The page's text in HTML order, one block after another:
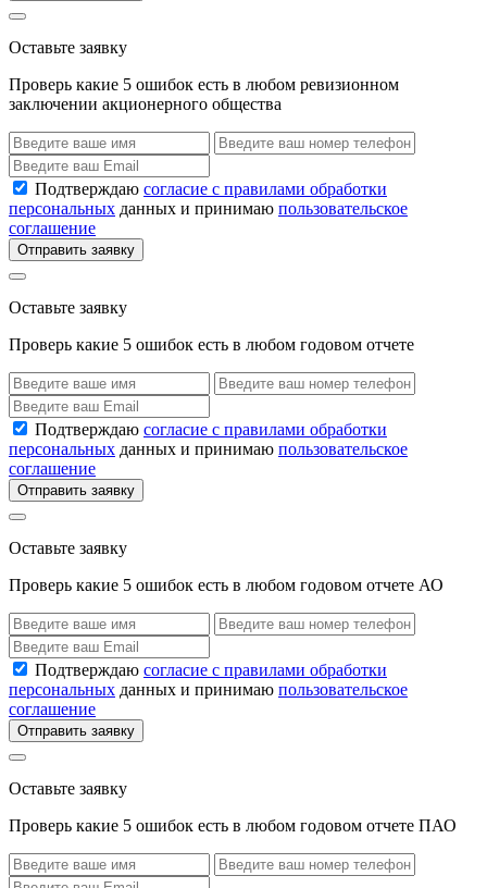
Оставьте заявку
Проверь какие 5 ошибок есть в любом ревизионном
заключении акционерного общества
Подтверждаю согласие с правилами обработки
персональных данных и принимаю пользовательское
соглашение
Отправить заявку
Оставьте заявку
Проверь какие 5 ошибок есть в любом годовом отчете
Подтверждаю согласие с правилами обработки
персональных данных и принимаю пользовательское
соглашение
Отправить заявку
Оставьте заявку
Проверь какие 5 ошибок есть в любом годовом отчете АО
Подтверждаю согласие с правилами обработки
персональных данных и принимаю пользовательское
соглашение
Отправить заявку
Оставьте заявку
Проверь какие 5 ошибок есть в любом годовом отчете ПАО